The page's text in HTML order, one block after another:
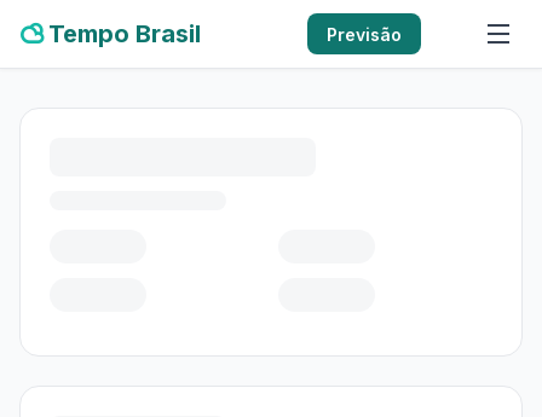
Tempo Brasil Previsão